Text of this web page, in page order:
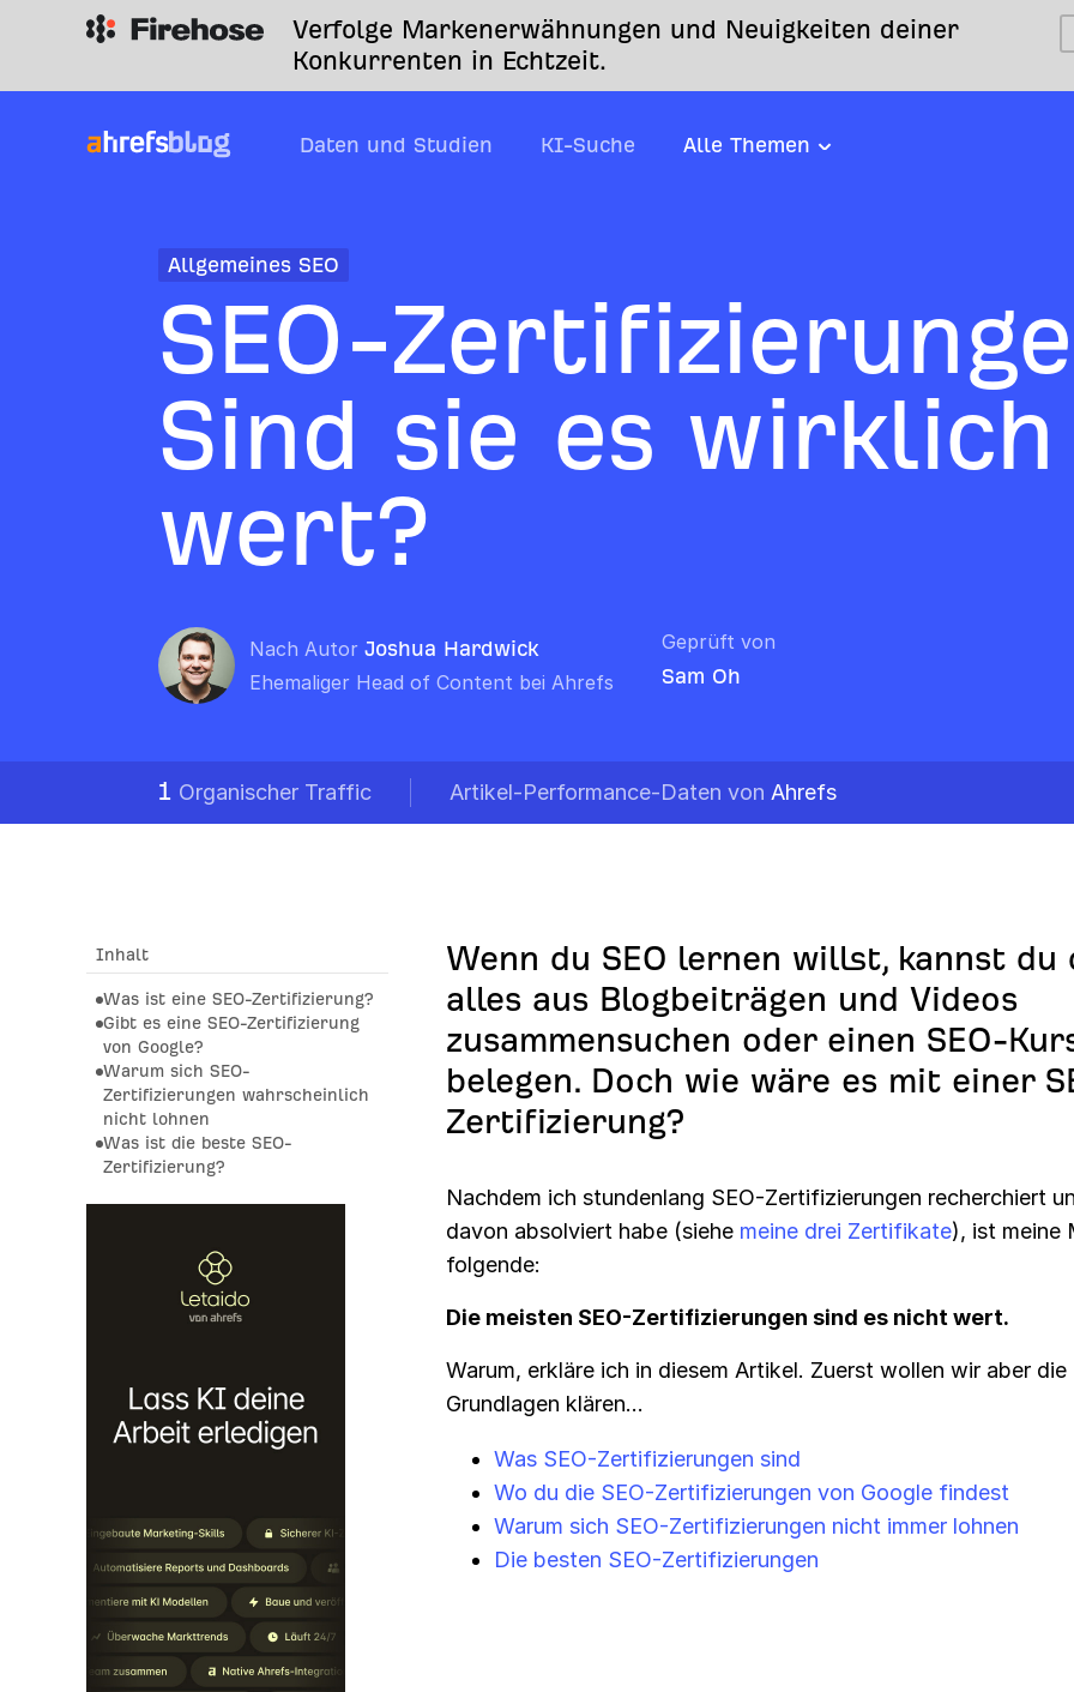
Verfolge Markenerwähnungen und Neuigkeiten deiner
Konkurrenten in Echtzeit.
Daten und Studien KI-Suche Alle Themen
Allgemeines SEO
SEO-
Sind sie es wirklich
wert?
Nach Autor Joshua Hardwick
Ehemaliger Head of Content bei Ahrefs
Geprüft von
Sam Oh
1 Organischer Traffic Artikel-Performance-Daten von Ahrefs
Inhalt
Was ist eine SEO-Zertifizierung?
Gibt es eine SEO-Zertifizierung
von Google?
Warum sich SEO-
Zertifizierungen wahrscheinlich
nicht lohnen
Was ist die beste SEO-
Zertifizierung?
Wenn du SEO lernen willst, kannst du
alles aus Blogbeiträgen und Videos
zusammensuchen oder einen SEO-
belegen. Doch wie wäre es mit einer
Zertifizierung?
Nachdem ich stundenlang SEO-Zertifizierungen recherchiert
davon absolviert habe (siehe meine drei Zertifikate), ist meine
folgende:
Die meisten SEO-Zertifizierungen sind es nicht wert.
Warum, erkläre ich in diesem Artikel. Zuerst wollen wir aber die
Grundlagen klären...
Was SEO-Zertifizierungen sind
Wo du die SEO-Zertifizierungen von Google findest
Warum sich SEO-Zertifizierungen nicht immer lohnen
Die besten SEO-Zertifizierungen